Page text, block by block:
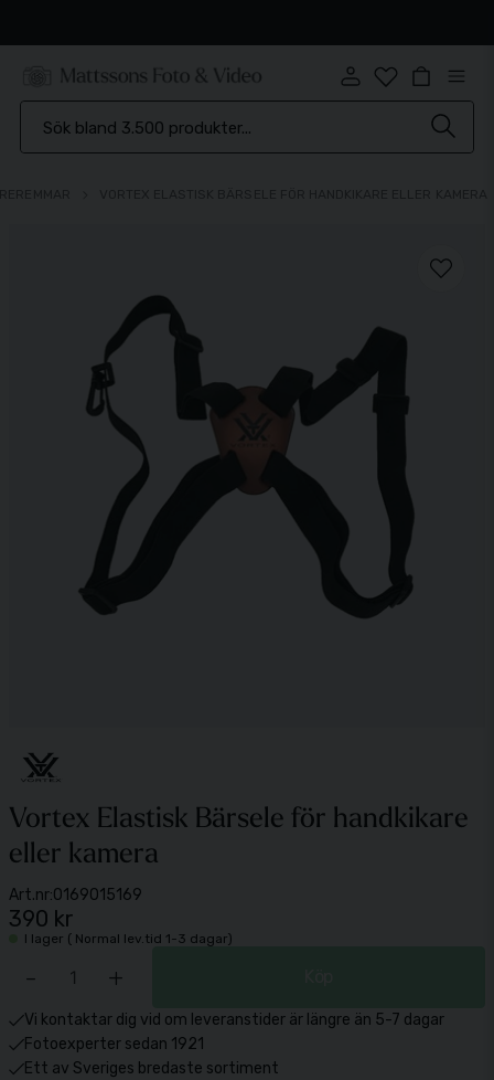
Vortex Elastisk Bärsele för handkikare
eller kamera
Art.nr:0169015169
390 kr
I lager ( Normal lev.tid 1-3 dagar)
- +
Vi kontaktar dig vid om leveranstider är längre än 5-7 dagar
Fotoexperter sedan 1921
Ett av Sveriges bredaste sortiment